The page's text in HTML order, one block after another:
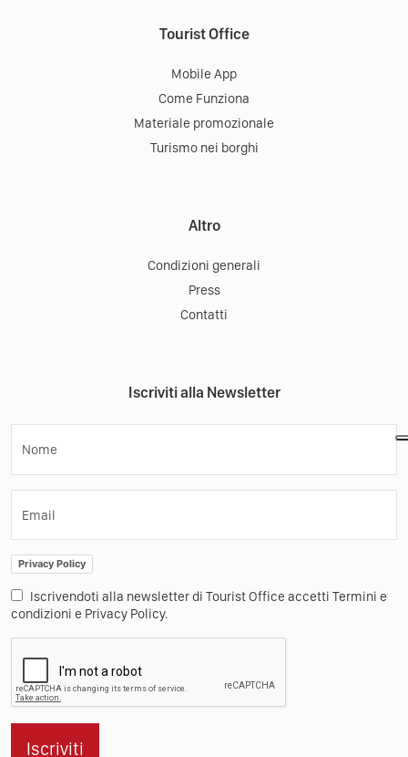
Tourist Office
Mobile App
Come Funziona
Materiale promozionale
Turismo nei borghi
Altro
Condizioni generali
Press
Contatti
Iscriviti alla Newsletter
Nome
Email
Privacy Policy
Iscrivendoti alla newsletter di Tourist Office accetti Termini e
condizioni e Privacy Policy.
Iscriviti